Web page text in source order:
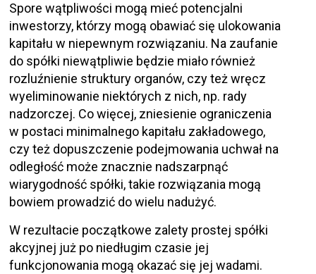
Spore wątpliwości mogą mieć potencjalni
inwestorzy, którzy mogą obawiać się ulokowania
kapitału w niepewnym rozwiązaniu. Na zaufanie
do spółki niewątpliwie będzie miało również
rozluźnienie struktury organów, czy też wręcz
wyeliminowanie niektórych z nich, np. rady
nadzorczej. Co więcej, zniesienie ograniczenia
w postaci minimalnego kapitału zakładowego,
czy też dopuszczenie podejmowania uchwał na
odległość może znacznie nadszarpnąć
wiarygodność spółki, takie rozwiązania mogą
bowiem prowadzić do wielu nadużyć.
W rezultacie początkowe zalety prostej spółki
akcyjnej już po niedługim czasie jej
funkcjonowania mogą okazać się jej wadami.